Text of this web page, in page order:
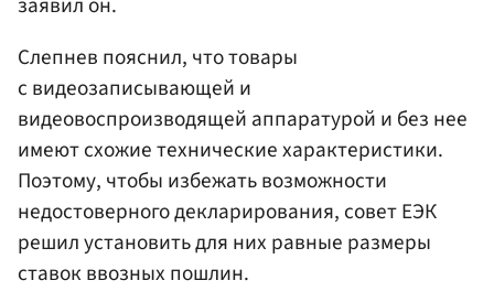
Слепнев пояснил, что товары
с видеозаписывающей и
видеовоспроизводящей аппаратурой и без нее
имеют схожие технические характеристики.
Поэтому, чтобы избежать возможности
недостоверного декларирования, совет ЕЭК
решил установить для них равные размеры
ставок ввозных пошлин.